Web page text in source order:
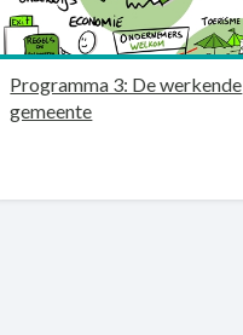
Programma 3: De werkende
gemeente